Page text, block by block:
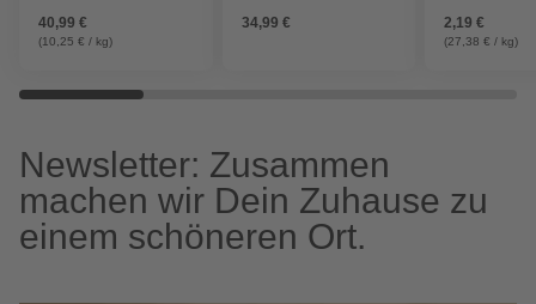
40,99 €
(10,25 € / kg)
34,99 € 2,19 €
(27,38 € / kg)
Newsletter: Zusammen
machen wir Dein Zuhause zu
einem schöneren Ort.